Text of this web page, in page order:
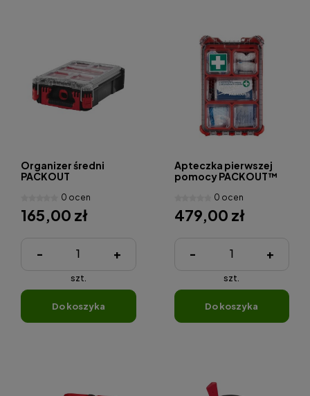
Organizer średni
PACKOUT
0 ocen
165,00 zł
- +
szt.
do koszyka
Apteczka pierwszej
pomocy PACKOUT™
0 ocen
479,00 zł
- +
szt.
do koszyka